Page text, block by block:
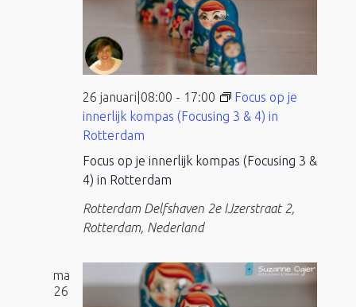
Focus op je innerlijk kompas (Focusing 3 &
4) in Rotterdam
26 januari|08:00 - 17:00
Focus op je
innerlijk kompas (Focusing 3 & 4) in
Rotterdam
Rotterdam Delfshaven 2e IJzerstraat 2,
Rotterdam, Nederland
ma
26